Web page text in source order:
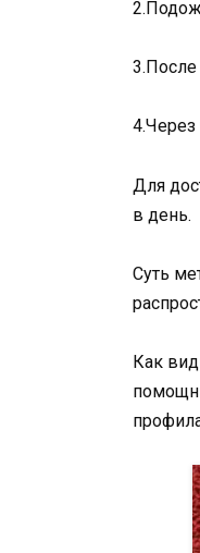
4.Через
Для
в день.
Суть
Как